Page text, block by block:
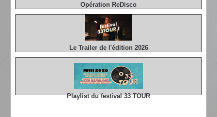
Opération ReDisco
Le Trailer de l'édition 2026
Playlist du festival 33 TOUR